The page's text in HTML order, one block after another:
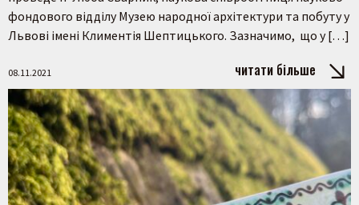
фондового відділу Музею народної архітектури та побуту у
Львові імені Климентія Шептицького. Зазначимо, що у […]
08.11.2021 читати більше